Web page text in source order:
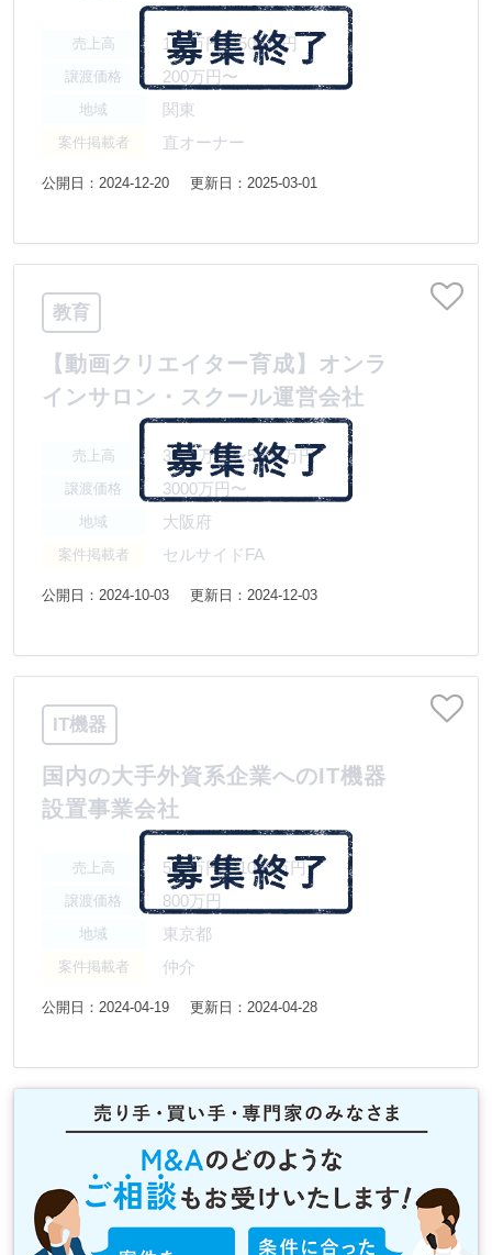
売上高 100万円〜500万円
譲渡価格 200万円〜
地域 関東
案件掲載者 直オーナー
公開日：2024-12-20 更新日：2025-03-01
教育
【動画クリエイター育成】オンラ
インサロン・スクール運営会社
売上高 3000万円〜5000万円
譲渡価格 3000万円〜
地域 大阪府
案件掲載者 セルサイドFA
公開日：2024-10-03 更新日：2024-12-03
IT機器
国内の大手外資系企業へのIT機器
設置事業会社
売上高 500万円〜1000万円
譲渡価格 800万円
地域 東京都
案件掲載者 仲介
公開日：2024-04-19 更新日：2024-04-28